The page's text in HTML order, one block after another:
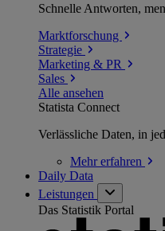
Schnelle Antworten,
Marktforschung
Strategie
Marketing & PR
Sales
Alle ansehen
Statista Connect
Verlässliche Daten, in
Mehrerfahren
Daily Data
Leistungen
Das Statistik Portal